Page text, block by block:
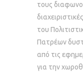
τους
του
Πατρέων
από τις
για την